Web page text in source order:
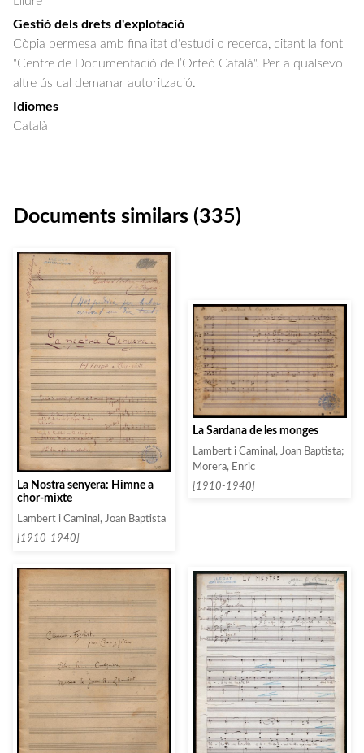
Gestió dels drets d'explotació
Còpia permesa amb finalitat d'estudi o recerca, citant la font
"Centre de Documentació de l’Orfeó Català". Per a qualsevol
altre ús cal demanar autorització.
Idiomes
Català
Documents similars (335)
La Nostra senyera: Himne a
chor-mixte
Lambert i Caminal, Joan Baptista
[1910-1940]
La Sardana de les monges
Lambert i Caminal, Joan Baptista;
Morera, Enric
[1910-1940]